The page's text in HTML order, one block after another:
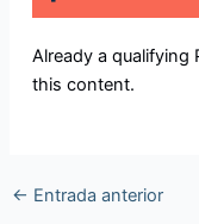
Already a qualifying
this content.
← Entrada anterior